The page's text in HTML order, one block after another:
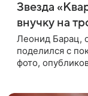
Звезда
внучку на
Леонид Барац,
поделился с
фото,